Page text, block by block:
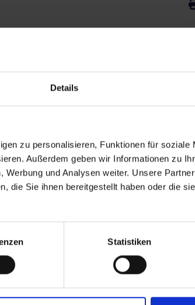
Details
zu personalisieren, Funktionen für soziale
Außerdem geben wir Informationen zu
und Analysen weiter. Unsere
die Sie ihnen bereitgestellt haben oder die
Statistiken